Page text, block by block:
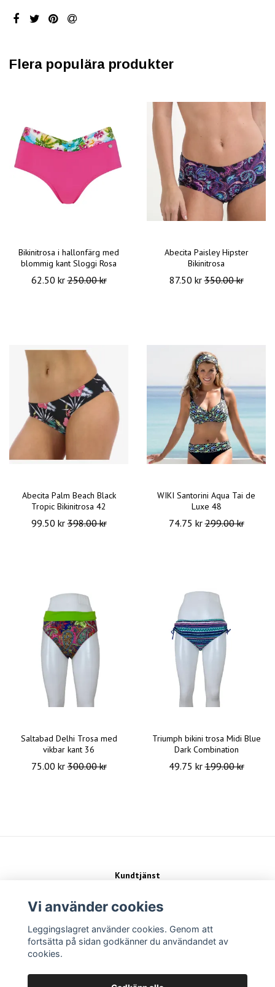
Flera populära produkter
Bikinitrosa i hallonfärg med
blommig kant Sloggi Rosa
62.50 kr250.00 kr
Abecita Paisley Hipster
Bikinitrosa
87.50 kr350.00 kr
Abecita Palm Beach Black
Tropic Bikinitrosa 42
99.50 kr398.00 kr
WIKI Santorini Aqua Tai de
Luxe 48
74.75 kr299.00 kr
Saltabad Delhi Trosa med
vikbar kant 36
75.00 kr300.00 kr
Triumph bikini trosa Midi Blue
Dark Combination
49.75 kr199.00 kr
Kundtjänst
Köpvillkor
Sociala medier
Vi använder cookies
Leggingslagret använder cookies. Genom att
fortsätta på sidan godkänner du användandet av
cookies.